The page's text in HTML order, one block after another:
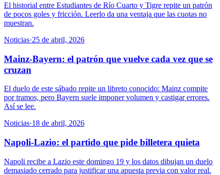
El historial entre Estudiantes de Río Cuarto y Tigre repite un patrón
de pocos goles y fricción. Leerlo da una ventaja que las cuotas no
muestran.
Noticias·25 de abril, 2026
Mainz-Bayern: el patrón que vuelve cada vez que se
cruzan
El duelo de este sábado repite un libreto conocido: Mainz compite
por tramos, pero Bayern suele imponer volumen y castigar errores.
Así se lee.
Noticias·18 de abril, 2026
Napoli-Lazio: el partido que pide billetera quieta
Napoli recibe a Lazio este domingo 19 y los datos dibujan un duelo
demasiado cerrado para justificar una apuesta previa con valor real.